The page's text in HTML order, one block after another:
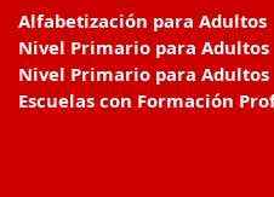
Alfabetización para Adultos
Nivel Primario para Adultos
Nivel Primario para Adultos
Escuelas con Formación